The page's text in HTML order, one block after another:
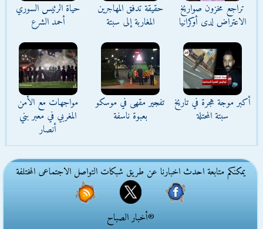
تراجع مخزون صواريخ
الاعتراض لدى أوكرانيا
حقيقة تدفق المهاجرين
المغاربة إلى سبتة
حياة الرئيس السوري
أحمد الشرع
أكبر موجة هجرة في تاريخ
سبتة المحتلة
تفجير مقهى في موسكو
بعبوة ناسفة
مواجهات مع الأمن
المغربي في معبر بني
أنصار
يمكنكم متابعة احدث اخبارنا عن طريق شبكات التواصل الاجتماعى المختلفة
®أخبار الصباح